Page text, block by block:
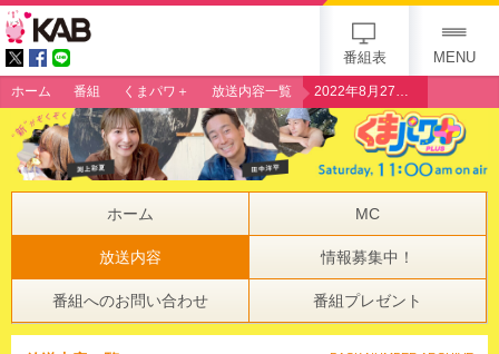
番組表 MENU
ホーム 番組 くまパワ＋ 放送内容一覧 2022年8月27日（土）イマコレ！ハンズマン ～イチオシ当てまSHOW～
ホーム MC
放送内容 情報募集中！
番組へのお問い合わせ 番組プレゼント